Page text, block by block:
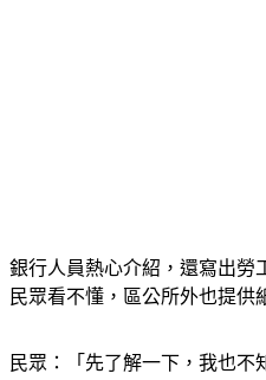
銀行人員熱心介紹，還寫出勞
民眾看不懂，區公所外也提供
民眾：「先了解一下，我也